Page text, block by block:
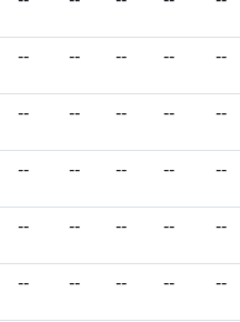
-- -- -- -- --
-- -- -- -- --
-- -- -- -- --
-- -- -- -- --
-- -- -- -- --